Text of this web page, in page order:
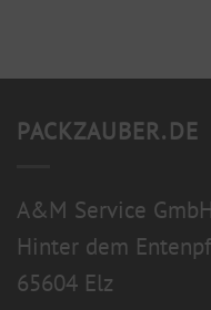
PACKZAUBER.DE
A&M Service GmbH
Hinter dem
65604 Elz